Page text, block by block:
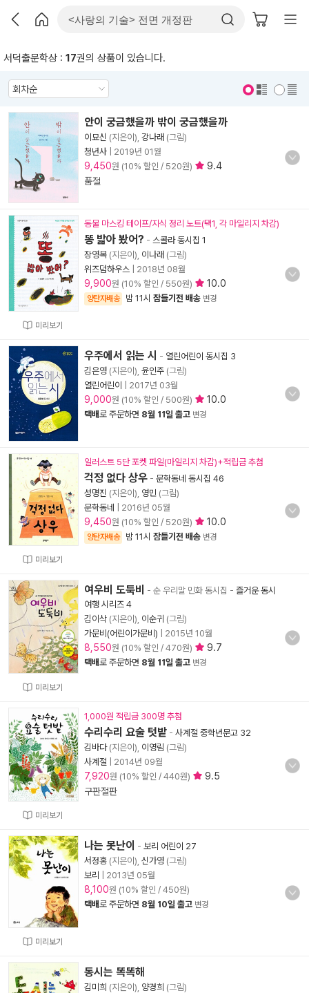
서덕출문학상 : 17권의 상품이 있습니다.
안이 궁금했을까 밖이 궁금했을까
이묘신 (지은이), 강나래 (그림)
청년사
2019년 01월
9,450원 (10% 할인 / 520원)
9.4
품절
미리보기
동물 마스킹 테이프/지식 정리 노트(택1, 각 마일리지 차감)
똥 밟아 봤어? - 스콜라 동시집 1
장영복 (지은이), 이나래 (그림)
위즈덤하우스
2018년 08월
9,900원 (10% 할인 / 550원) 10.0
양탄자배송 밤 11시 잠들기전 배송 변경
우주에서 읽는 시 - 열린어린이 동시집 3
김은영 (지은이), 윤인주 (그림)
열린어린이
2017년 03월
9,000원 (10% 할인 / 500원) 10.0
택배로 주문하면 8월 11일 출고 변경
미리보기
일러스트 5단 포켓 파일(마일리지 차감)+적립금 추첨
걱정 없다 상우 - 문학동네 동시집 46
성명진 (지은이), 영민 (그림)
문학동네
2016년 05월
9,450원 (10% 할인 / 520원) 10.0
양탄자배송 밤 11시 잠들기전 배송 변경
미리보기
여우비 도둑비 - 순 우리말 민화 동시집 - 즐거운 동시
여행 시리즈 4
김이삭 (지은이), 이순귀 (그림)
가문비(어린이가문비)
2015년 10월
8,550원 (10% 할인 / 470원) 9.7
택배로 주문하면 8월 11일 출고 변경
미리보기
1,000원 적립금 300명 추첨
수리수리 요술 텃밭 - 사계절 중학년문고 32
김바다(지은이), 이영림 (그림)
사계절
2014년 09월
7,920원 (10% 할인 / 440원)
9.5
구판절판
미리보기
나는 못난이 - 보리 어린이 27
서정홍 (지은이), 신가영 (그림)
보리
2013년 05월
8,100원 (10% 할인 / 450원)
택배로 주문하면 8월 10일 출고 변경
동시는 똑똑해
김미희 (지은이), 양경희 (그림)